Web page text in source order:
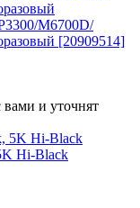
M6700D/
[20909514]
и уточнят
Hi-Black